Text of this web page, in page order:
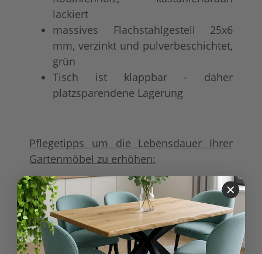
lackiert
massives Flachstahlgestell 25x6
mm, verzinkt und pulverbeschichtet,
grün
Tisch ist klappbar - daher
platzsparendene Lagerung
Pflegetipps um die Lebensdauer Ihrer
Gartenmöbel zu erhöhen:
Vermeiden Sie stehendes Wasser:
Nach dem Regen kurz trocknen und
nach Möglichkeit immer kippen.
Blütenstaub und Lauf entfernen:
Gerbsäure und andere Inhaltsstoffe